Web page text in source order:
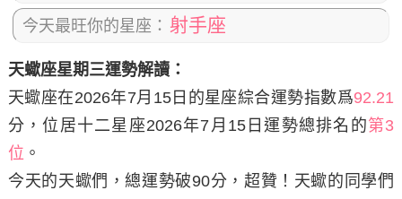
今天最旺你的星座： 射手座
天蠍座星期三運勢解讀：
天蠍座在2026年7月15日 的星座綜合運勢指數爲92.21
分，位居十二星座2026年7月15日運勢總排名的第3
位 。
今天的天蠍們，總運勢破90分，超贊！天蠍的同學們